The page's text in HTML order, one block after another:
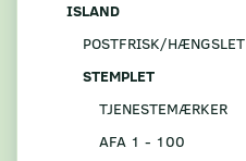
ISLAND
POSTFRISK/HÆNGSLET
STEMPLET
TJENESTEMÆRKER
AFA 1 - 100